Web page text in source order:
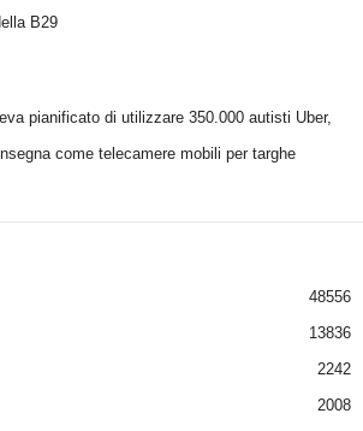
B29
pianificato di utilizzare 350.000 autisti Uber,
come telecamere mobili per targhe
48556
13836
2242
2008